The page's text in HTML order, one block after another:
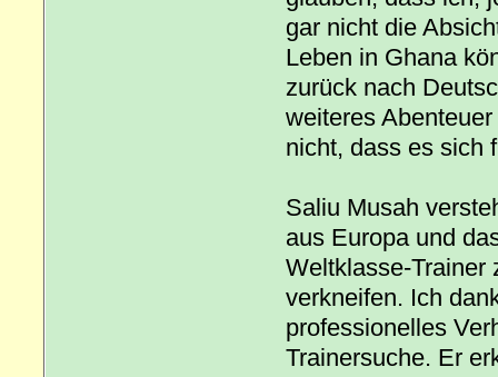
gar nicht die
Leben in Ghana
zurück nach
weiteres
nicht, dass es sich
Saliu Musah
aus Europa und
Weltklasse-Trainer
verkneifen. Ich
professionelles
Trainersuche. Er